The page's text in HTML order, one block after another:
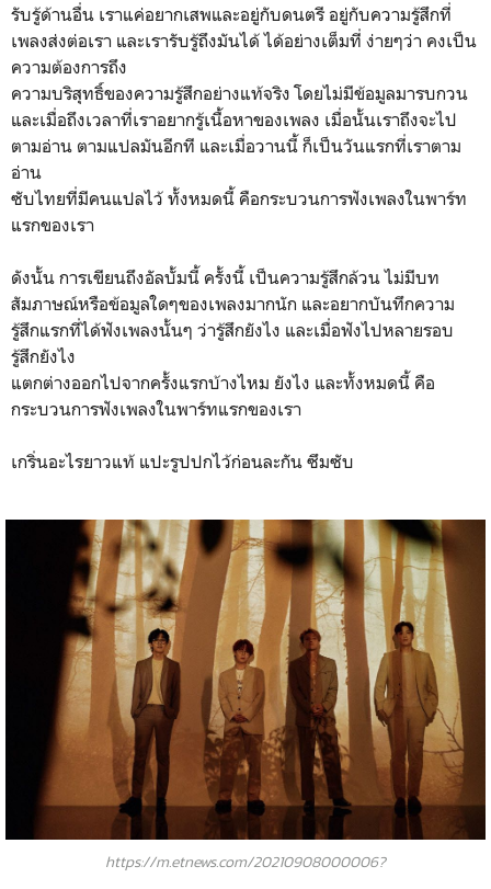
รับรู้ด้านอื่น เราแค่อยากเสพและอยู่กับดนตรี อยู่กับความรู้สึกที่
เพลงส่งต่อเรา และเรารับรู้ถึงมันได้ ได้อย่างเต็มที่ ง่ายๆว่า คงเป็น
ความต้องการถึง
ความบริสุทธิ์ของความรู้สึกอย่างแท้จริง โดยไม่มีข้อมูลมารบกวน
และเมื่อถึงเวลาที่เราอยากรู้เนื้อหาของเพลง เมื่อนั้นเราถึงจะไป
ตามอ่าน ตามแปลมันอีกที และเมื่อวานนี้ ก็เป็นวันแรกที่เราตาม
อ่าน
ซับไทยที่มีคนแปลไว้ ทั้งหมดนี้ คือกระบวนการฟังเพลงในพาร์ท
แรกของเรา
ดังนั้น การเขียนถึงอัลบั้มนี้ ครั้งนี้ เป็นความรู้สึกล้วน ไม่มีบท
สัมภาษณ์หรือข้อมูลใดๆของเพลงมากนัก และอยากบันทึกความ
รู้สึกแรกที่ได้ฟังเพลงนั้นๆ ว่ารู้สึกยังไง และเมื่อฟังไปหลายรอบ
รู้สึกยังไง
แตกต่างออกไปจากครั้งแรกบ้างไหม ยังไง และทั้งหมดนี้ คือ
กระบวนการฟังเพลงในพาร์ทแรกของเรา
เกริ่นอะไรยาวแท้ แปะรูปปกไว้ก่อนละกัน ซึมซับ
https://m.etnews.com/20210908000006?